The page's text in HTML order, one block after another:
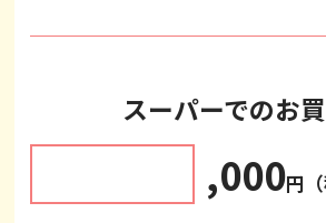
スーパーでのお
,000円